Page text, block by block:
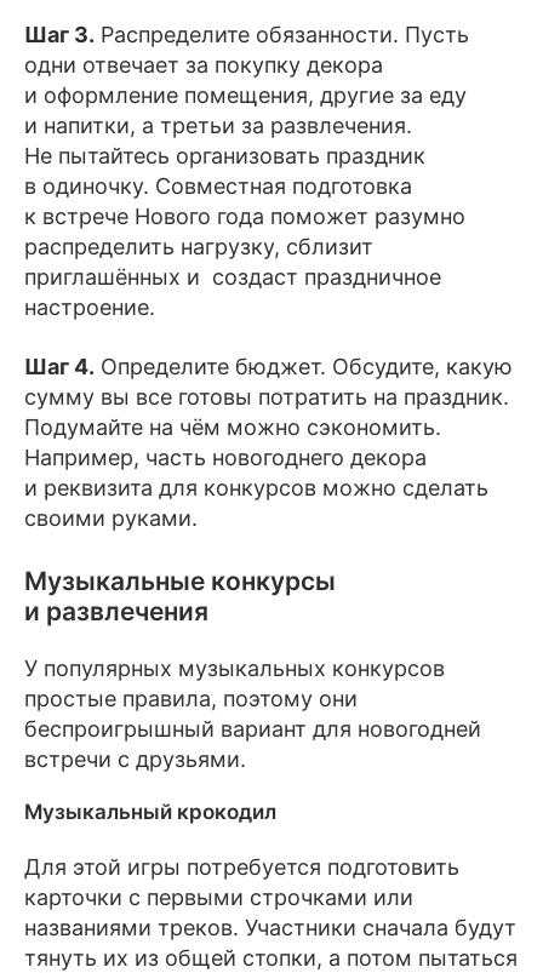
Шаг 3. Распределите обязанности. Пусть
одни отвечает за покупку декора
и оформление помещения, другие за еду
и напитки, а третьи за развлечения.
Не пытайтесь организовать праздник
в одиночку. Совместная подготовка
к встрече Нового года поможет разумно
распределить нагрузку, сблизит
приглашённых и создаст праздничное
настроение.
Шаг 4. Определите бюджет. Обсудите, какую
сумму вы все готовы потратить на праздник.
Подумайте на чём можно сэкономить.
Например, часть новогоднего декора
и реквизита для конкурсов можно сделать
своими руками.
Музыкальные конкурсы
и развлечения
У популярных музыкальных конкурсов
простые правила, поэтому они
беспроигрышный вариант для новогодней
встречи с друзьями.
Музыкальный крокодил
Для этой игры потребуется подготовить
карточки с первыми строчками или
названиями треков. Участники сначала будут
тянуть их из общей стопки, а потом пытаться